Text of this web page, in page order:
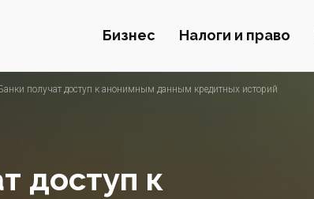
Бизнес Налоги и право
Банки получат доступ к анонимным данным кредитных историй
доступ к